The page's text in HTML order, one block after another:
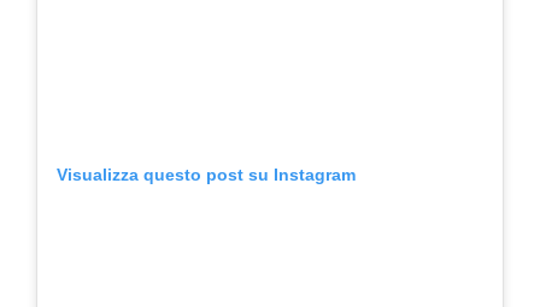
Visualizza questo post su Instagram